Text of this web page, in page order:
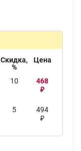
Скидка,
%
Цена
10 468
₽
5 494
₽